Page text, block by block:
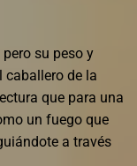
su peso y
caballero de la
que para una
un fuego que
a través